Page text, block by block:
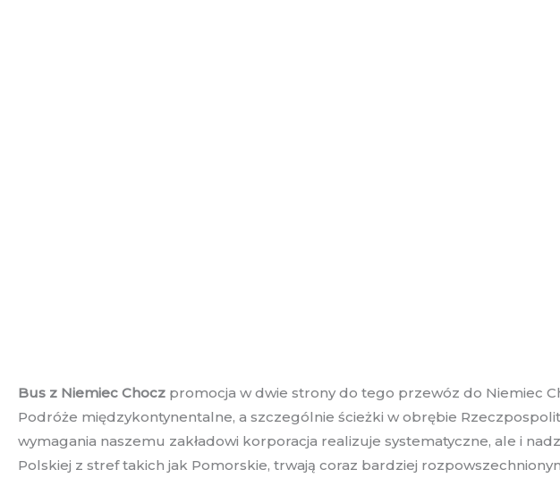
Bus z Niemiec Chocz promocja w dwie strony do tego przewóz do Niemiec
Podróże międzykontynentalne, a szczególnie ścieżki w obrębie
wymagania naszemu zakładowi korporacja realizuje systematyczne, ale i
Polskiej z stref takich jak Pomorskie, trwają coraz bardziej